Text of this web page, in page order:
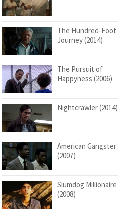
The Hundred-Foot
Journey (2014)
The Pursuit of
Happyness (2006)
Nightcrawler (2014)
American Gangster
(2007)
Slumdog Millionaire
(2008)